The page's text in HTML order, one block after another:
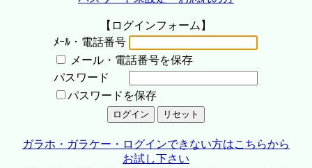
【ログインフォーム】
ﾒｰﾙ・電話番号
メール・電話番号を保存
パスワード
パスワードを保存
ガラホ・ガラケー・ログインできない方はこちらから
お試し下さい